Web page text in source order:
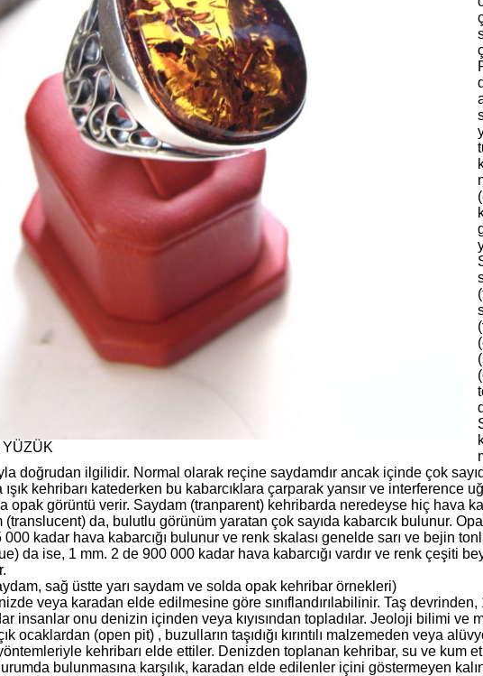
doğrudan ilgilidir. Normal olarak reçine saydamdır ancak içinde çok
kehribarı katederken bu kabarcıklara çarparak yansır ve interference
opak görüntü verir. Saydam (tranparent) kehribarda neredeyse hiç hava
(translucent) da, bulutlu görünüm yaratan çok sayıda kabarcık bulunur.
000 kadar hava kabarcığı bulunur ve renk skalası genelde sarı ve bejin
da ise, 1 mm. 2 de 900 000 kadar hava kabarcığı vardır ve renk çeşiti
sağ üstte yarı saydam ve solda opak kehribar örnekleri)
veya karadan elde edilmesine göre sınıflandırılabilinir. Taş
insanlar onu denizin içinden veya kıyısından topladılar. Jeoloji bilimi ve
ocaklardan (open pit) , buzulların taşıdığı kırıntılı malzemeden veya
kehribarı elde ettiler. Denizden toplanan kehribar, su ve kum
bulunmasına karşılık, karadan elde edilenler içini göstermeyen